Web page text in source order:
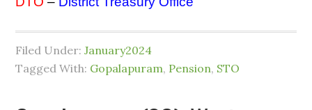
Filed Under:January2024
Tagged With: Gopalapuram, Pension, STO